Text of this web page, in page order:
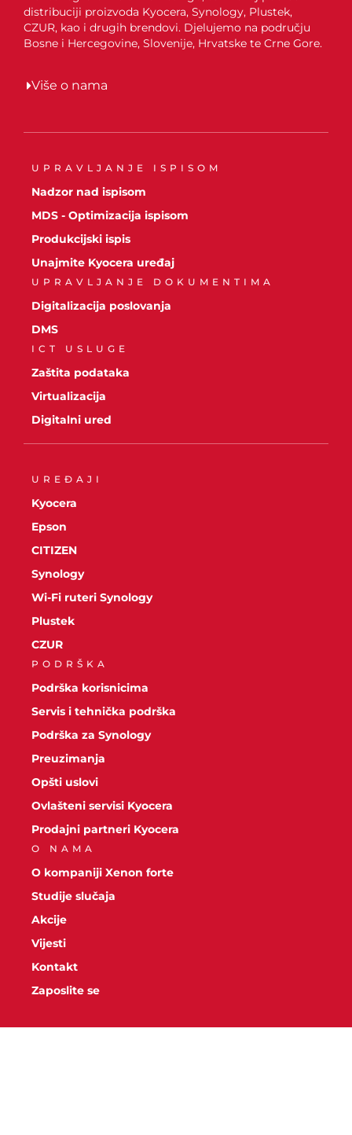
distribuciji proizvoda Kyocera, Synology, Plustek,
CZUR, kao i drugih brendovi. Djelujemo na području
Bosne i Hercegovine, Slovenije, Hrvatske te Crne Gore.
Više o nama
UPRAVLJANJE ISPISOM
Nadzor nad ispisom
MDS - Optimizacija ispisom
Produkcijski ispis
Unajmite Kyocera uređaj
UPRAVLJANJE DOKUMENTIMA
Digitalizacija poslovanja
DMS
ICT USLUGE
Zaštita podataka
Virtualizacija
Digitalni ured
UREĐAJI
Kyocera
Epson
CITIZEN
Synology
Wi-Fi ruteri Synology
Plustek
CZUR
PODRŠKA
Podrška korisnicima
Servis i tehnička podrška
Podrška za Synology
Preuzimanja
Opšti uslovi
Ovlašteni servisi Kyocera
Prodajni partneri Kyocera
O NAMA
O kompaniji Xenon forte
Studije slučaja
Akcije
Vijesti
Kontakt
Zaposlite se